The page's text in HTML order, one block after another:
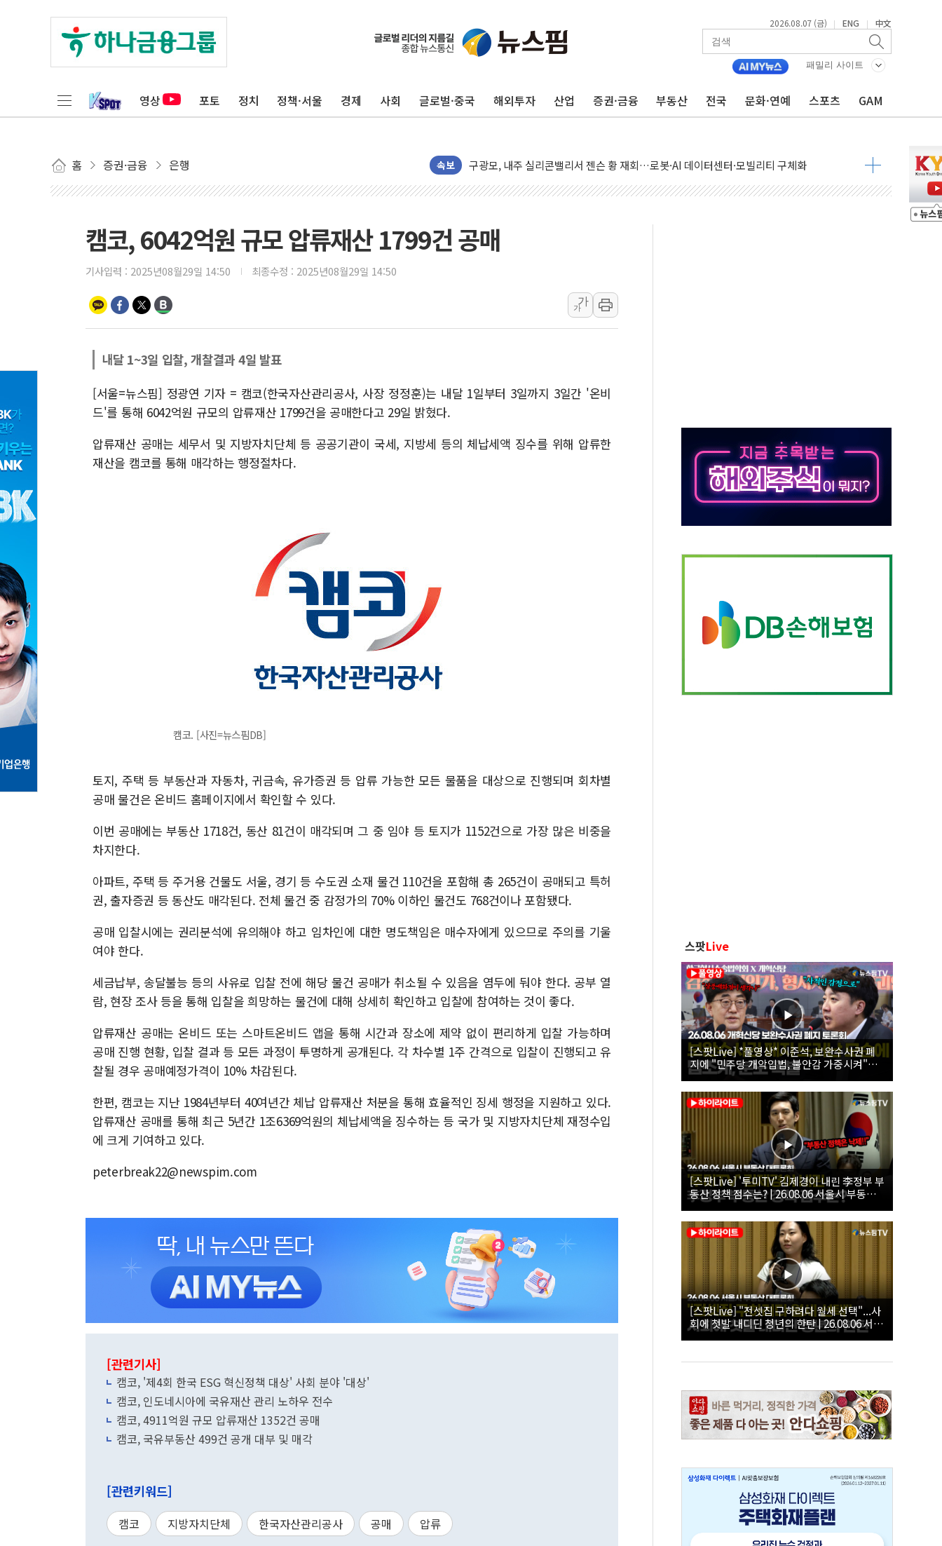
2026.08.07 (금) | ENG | 中文
패밀리 사이트
영상 포토 정치 정책·서울 경제 사회 글로벌·중국 해외투자 산업 증권·금융 부동산 전국 문화·연예 스포츠 GAM
홈 증권·금융 은행 속보
유럽증시, 견조한 실적 소화하며 대부분 상승… "2분기 기업 순이익 21% 증가" 전망
리투아니아 국방 "러, 우크라 드론으로 나토 회원국 공격 검토… 거짓 깃발 작전"
뉴욕증시 개장 전 특징주...모더나·아이온큐·도어대시↑ VS 샌디스크·피그마·앱러빈↓
김정관 장관 "영업이익 N% 성과급 반대…상법·자본시장법 개정 논의"
청와대, 북한 단거리 탄도미사일 발사에 긴급 안보 점검회의
금값 7주 만에 최고…美 고용 둔화·호르무즈 재개방 기대에 강세
러, 1인칭시점 드론으로 우크라 민간인 '사파리' 공격… 시민들 공포감 극대화 전략
[베트남 증시] 지수 하락 속 'DGC' 임시 주총 기대감에 홀로 상한가…마진 잔액은 사상 최고
'월가의 황제' 다이먼 "금융시장 레버리지 위험수위…숨은 차입이 더 큰 변수"
해군 1함대 창설 80주년…지역과 함께하는 '선봉'의 대민 봉사
우크라 드론 전술, 중남미 콜롬비아에 새 안보 위기… 반군·마약카르텔이 습득해 전투 활용
주한미군 "오산기지 누출, 백린 아닌 무해한 표면 부식 물질"
구미 폐염산처리업체서 불 2시간30여분만에 진화...외국인 노동자 숨져
캠코, 6042억원 규모 압류재산 1799건 공매
기사입력 : 2025년08월29일 14:50 최종수정 : 2025년08월29일 14:50
가
가
내달 1~3일 입찰, 개찰결과 4일 발표
[서울=뉴스핌] 정광연 기자 = 캠코(한국자산관리공사, 사장 정정훈)는 내달 1일부터 3일까지 3일간 '온비
드'를 통해 6042억원 규모의 압류재산 1799건을 공매한다고 29일 밝혔다.
압류재산 공매는 세무서 및 지방자치단체 등 공공기관이 국세, 지방세 등의 체납세액 징수를 위해 압류한
재산을 캠코를 통해 매각하는 행정절차다.
캠코. [사진=뉴스핌DB]
토지, 주택 등 부동산과 자동차, 귀금속, 유가증권 등 압류 가능한 모든 물품을 대상으로 진행되며 회차별
공매 물건은 온비드 홈페이지에서 확인할 수 있다.
이번 공매에는 부동산 1718건, 동산 81건이 매각되며 그 중 임야 등 토지가 1152건으로 가장 많은 비중을
차지한다.
아파트, 주택 등 주거용 건물도 서울, 경기 등 수도권 소재 물건 110건을 포함해 총 265건이 공매되고 특허
권, 출자증권 등 동산도 매각된다. 전체 물건 중 감정가의 70% 이하인 물건도 768건이나 포함됐다.
공매 입찰시에는 권리분석에 유의해야 하고 임차인에 대한 명도책임은 매수자에게 있으므로 주의를 기울
여야 한다.
세금납부, 송달불능 등의 사유로 입찰 전에 해당 물건 공매가 취소될 수 있음을 염두에 둬야 한다. 공부 열
람, 현장 조사 등을 통해 입찰을 희망하는 물건에 대해 상세히 확인하고 입찰에 참여하는 것이 좋다.
압류재산 공매는 온비드 또는 스마트온비드 앱을 통해 시간과 장소에 제약 없이 편리하게 입찰 가능하며
공매 진행 현황, 입찰 결과 등 모든 과정이 투명하게 공개된다. 각 차수별 1주 간격으로 입찰이 진행되고 유
찰될 경우 공매예정가격이 10% 차감된다.
한편, 캠코는 지난 1984년부터 40여년간 체납 압류재산 처분을 통해 효율적인 징세 행정을 지원하고 있다.
압류재산 공매를 통해 최근 5년간 1조6369억원의 체납세액을 징수하는 등 국가 및 지방자치단체 재정수입
에 크게 기여하고 있다.
peterbreak22@newspim.com
[관련기사]
캠코, '제4회 한국 ESG 혁신정책 대상' 사회 분야 '대상'
캠코, 인도네시아에 국유재산 관리 노하우 전수
캠코, 4911억원 규모 압류재산 1352건 공매
캠코, 국유부동산 499건 공개 대부 및 매각
[관련키워드]
캠코 지방자치단체 한국자산관리공사 공매 압류
스팟Live
[스팟Live] *풀영상* 이준석, 보완수사권 폐
지에 "민주당 개악입법, 불안감 가중시켜"｜
26.08.06 개혁신당 보완수사권 폐지 토론회
[스팟Live] '투미TV' 김제경이 내린 李정부 부
동산 정책 점수는? | 26.08.06 서울시 부동산
대토론회
[스팟Live] "전셋집 구하려다 월세 선택"...사
회에 첫발 내디딘 청년의 한탄 | 26.08.06 서울
시 부동산 대토론회